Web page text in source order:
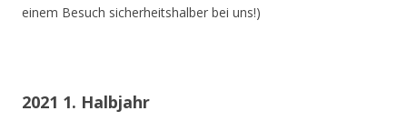
einem Besuch sicherheitshalber bei uns!)
2021 1. Halbjahr